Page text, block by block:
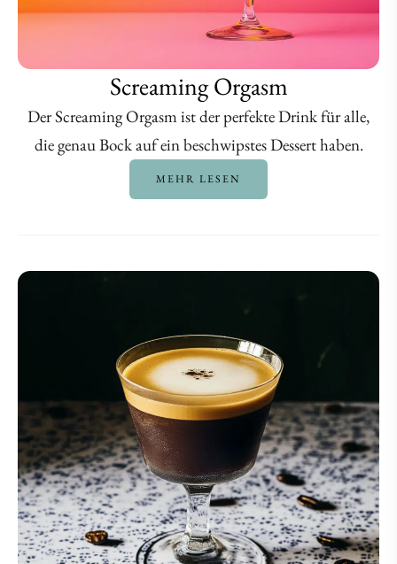
Screaming Orgasm
Der Screaming Orgasm ist der perfekte Drink für alle,
die genau Bock auf ein beschwipstes Dessert haben.
MEHR LESEN